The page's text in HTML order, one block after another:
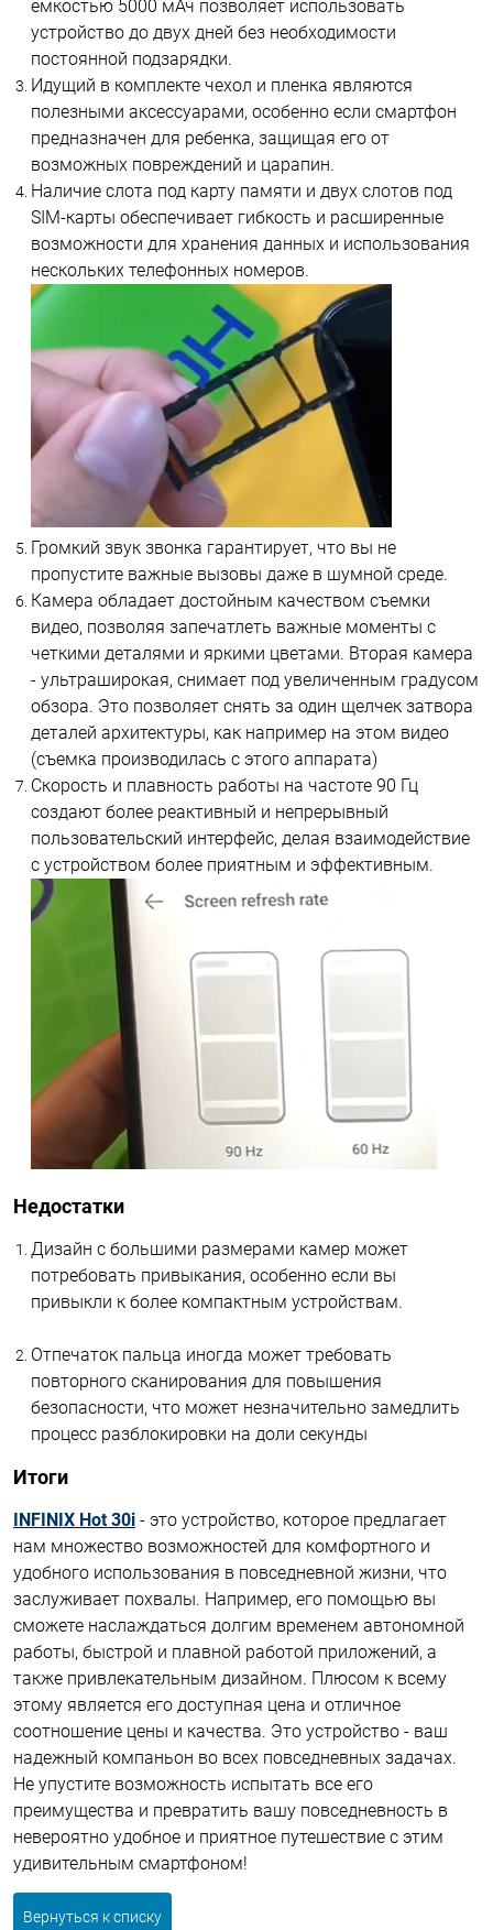
емкостью 5000 мАч позволяет использовать
устройство до двух дней без необходимости
постоянной подзарядки.
Идущий в комплекте чехол и пленка являются
полезными аксессуарами, особенно если смартфон
предназначен для ребенка, защищая его от
возможных повреждений и царапин.
Наличие слота под карту памяти и двух слотов под
SIM-карты обеспечивает гибкость и расширенные
возможности для хранения данных и использования
нескольких телефонных номеров.
Громкий звук звонка гарантирует, что вы не
пропустите важные вызовы даже в шумной среде.
Камера обладает достойным качеством съемки
видео, позволяя запечатлеть важные моменты с
четкими деталями и яркими цветами. Вторая камера
- ультраширокая, снимает под увеличенным градусом
обзора. Это позволяет снять за один щелчек затвора
деталей архитектуры, как например на этом видео
(съемка производилась с этого аппарата)
Скорость и плавность работы на частоте 90 Гц
создают более реактивный и непрерывный
пользовательский интерфейс, делая взаимодействие
с устройством более приятным и эффективным.
Недостатки
Дизайн с большими размерами камер может
потребовать привыкания, особенно если вы
привыкли к более компактным устройствам.
Отпечаток пальца иногда может требовать
повторного сканирования для повышения
безопасности, что может незначительно замедлить
процесс разблокировки на доли секунды
Итоги
INFINIX Hot 30i - это устройство, которое предлагает
нам множество возможностей для комфортного и
удобного использования в повседневной жизни, что
заслуживает похвалы. Например, его помощью вы
сможете наслаждаться долгим временем автономной
работы, быстрой и плавной работой приложений, а
также привлекательным дизайном. Плюсом к всему
этому является его доступная цена и отличное
соотношение цены и качества. Это устройство - ваш
надежный компаньон во всех повседневных задачах.
Не упустите возможность испытать все его
преимущества и превратить вашу повседневность в
невероятно удобное и приятное путешествие с этим
удивительным смартфоном!
Вернуться к списку